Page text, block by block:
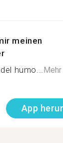
meinen
humo...
App